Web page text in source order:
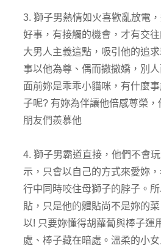
3. 獅子男熱情如火喜歡亂放電
好事，有接觸的機會，才有交
大男人主義這點，吸引他的追
事以他為尊、偶而撒撒嬌，別
面前妳是乖乖小貓咪，有什麼
子呢? 有妳為伴讓他倍感尊榮
朋友們羨慕他
4. 獅子男霸道直接，他們不會
示，只會以自己的方式來愛妳
行中同時咬住母獅子的脖子。
貼，只是他的體貼尚不是妳的
以! 只要妳懂得胡蘿蔔與棒子運
處、棒子藏在暗處。溫柔的小